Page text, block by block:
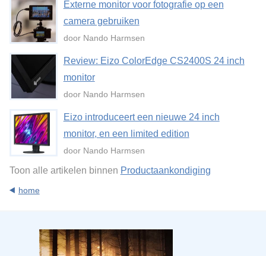
Externe monitor voor fotografie op een
camera gebruiken
door Nando Harmsen
Review: Eizo ColorEdge CS2400S 24 inch
monitor
door Nando Harmsen
Eizo introduceert een nieuwe 24 inch
monitor, en een limited edition
door Nando Harmsen
Toon alle artikelen binnen Productaankondiging
home